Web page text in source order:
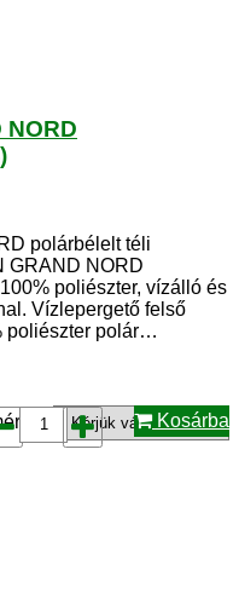
NORD
polárbélelt téli
GRAND NORD
poliészter, vízálló és
Vízlepergető felső
poliészter polár…
Kosárba